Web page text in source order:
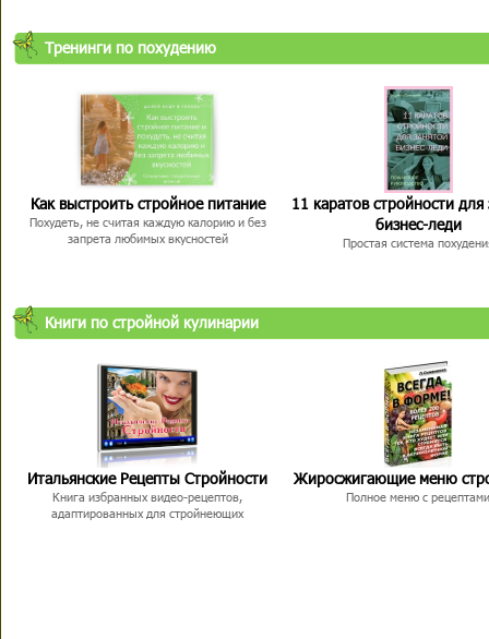
Тренинги по похудению
Как выстроить стройное питание
Похудеть, не считая каждую калорию и без
запрета любимых вкусностей
11 каратов стройности для
бизнес-леди
Простая система
Книги по стройной кулинарии
Итальянские Рецепты Стройности
Книга избранных видео-рецептов,
адаптированных для стройнеющих
Жиросжигающие меню
Полное меню с рецептами